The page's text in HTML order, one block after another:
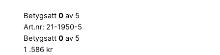
Betygsatt 0 av 5
Art.nr: 21-1950-5
Betygsatt 0 av 5
1 .586 kr